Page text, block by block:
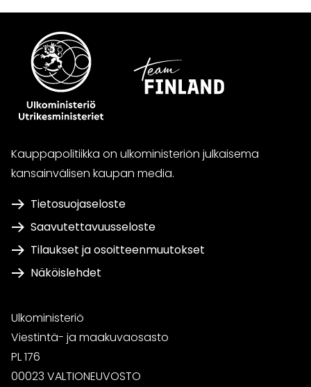
Kauppapolitiikka on ulkoministeriön julkaisema
kansainvälisen kaupan media.
Tietosuojaseloste
Saavutettavuusseloste
Tilaukset ja osoitteenmuutokset
Näköislehdet
Ulkoministeriö
Viestintä- ja maakuvaosasto
PL 176
00023 VALTIONEUVOSTO